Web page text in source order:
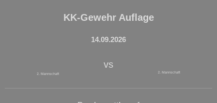
KK-Gewehr Auflage
14.09.2026
2. Mannschaft
vs
2. Mannschaft